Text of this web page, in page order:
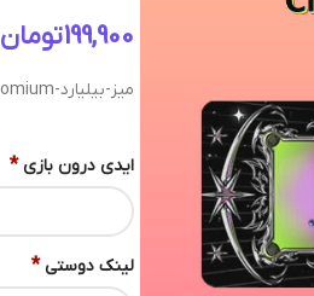
تومان
میز-بیلیارد-Chromium
ایدی درون بازی *
لینک دوستی *